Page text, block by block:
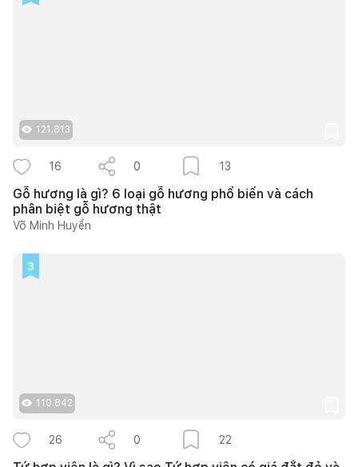
121.813
16 0 13
Gỗ hương là gì? 6 loại gỗ hương phổ biến và cách
phân biệt gỗ hương thật
Võ Minh Huyền
3
110.842
26 0 22